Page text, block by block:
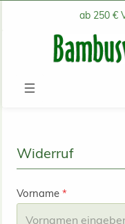
Zum Hauptinhaltab 250 €
Widerruf
Vorname *